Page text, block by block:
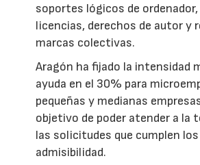
soportes lógicos de
licencias, derechos de autor y
marcas colectivas.
Aragón ha fijado la intensidad
ayuda en el 30% para
pequeñas y medianas
objetivo de poder atender a la
las solicitudes que cumplen
admisibilidad.